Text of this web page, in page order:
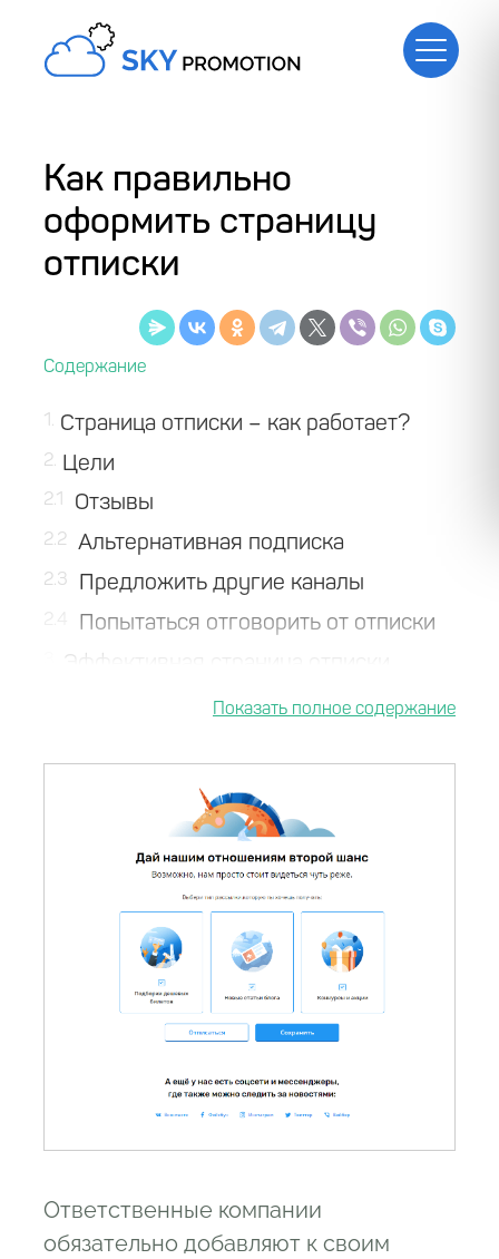
Как правильно
оформить страницу
отписки
1 Страница отписки – как работает?
2 Цели
2.1 Отзывы
2.2 Альтернативная подписка
2.3 Предложить другие каналы
Попытаться отговорить от отписки
Ответственные компании
обязательно добавляют к своим